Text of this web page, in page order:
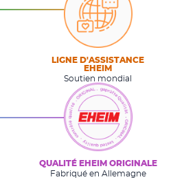
LIGNE D'ASSISTANCE
EHEIM
Soutien mondial
QUALITÉ EHEIM ORIGINALE
Fabriqué en Allemagne